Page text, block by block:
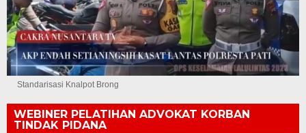
Standarisasi Knalpot Brong
WEBINER PELATIHAN ADVOKAT KORBAN
TINDAK PIDANA